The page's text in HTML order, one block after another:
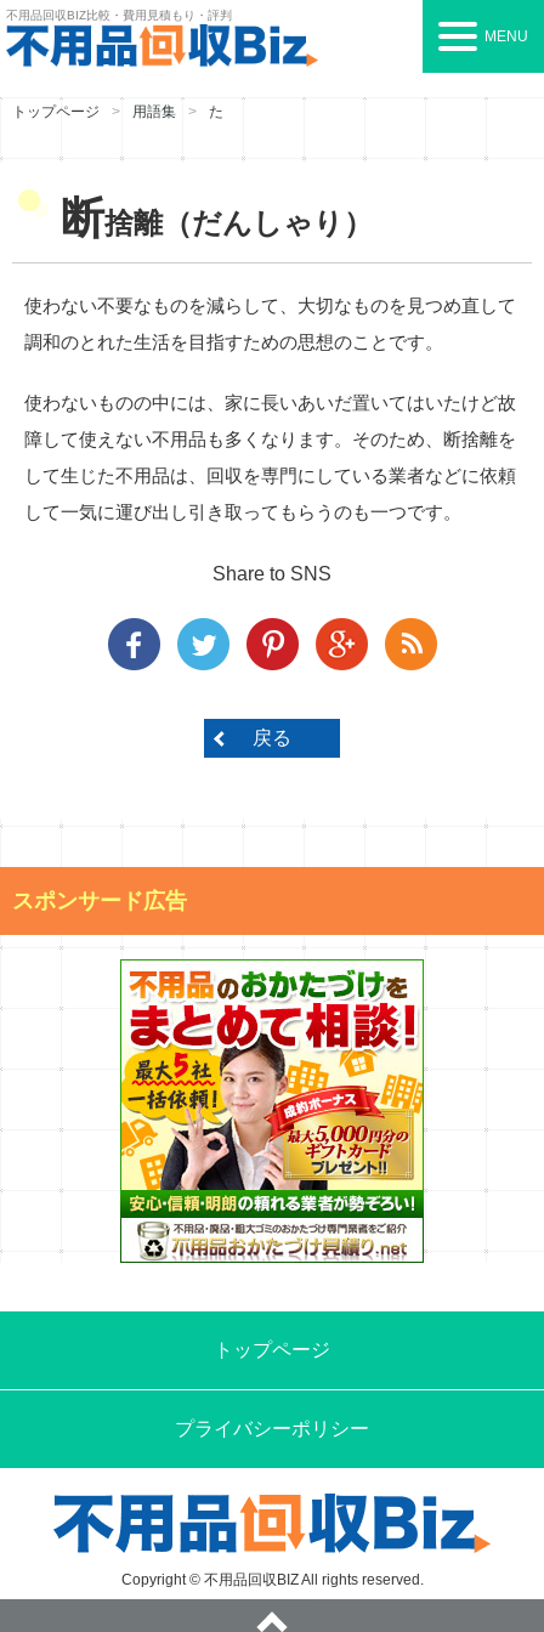
不用品回収BIZ比較・費用見積もり・評判
MENU
トップページ 用語集 た
断捨離（だんしゃり）
使わない不要なものを減らして、大切なものを見つめ直して
調和のとれた生活を目指すための思想のことです。
使わないものの中には、家に長いあいだ置いてはいたけど故
障して使えない不用品も多くなります。そのため、断捨離を
して生じた不用品は、回収を専門にしている業者などに依頼
して一気に運び出し引き取ってもらうのも一つです。
Share to SNS
戻る
スポンサード広告
トップページ
プライバシーポリシー
Copyright © 不用品回収BIZ All rights reserved.